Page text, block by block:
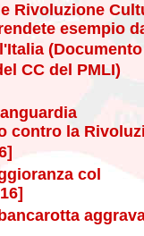
Rivoluzione
esempio
(Documento
CC del PMLI)
contro la
col